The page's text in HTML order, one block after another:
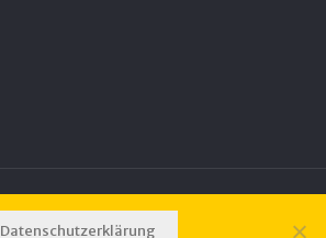
Datenschutzerklärung